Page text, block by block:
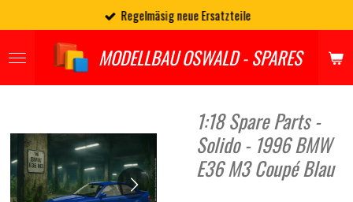
Hauptinhalt
springen
MODELLBAU OSWALD - SPARES
Regelmäsig neue Ersatzteile
1:18 Spare Parts -
Solido - 1996 BMW
E36 M3 Coupé Blau